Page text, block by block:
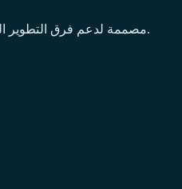
مصممة لدعم فرق التطوير التي تسعى إلى التركيز على بناء منتجاتها دون القلق بشأن تعقيدات البنية التحتية.